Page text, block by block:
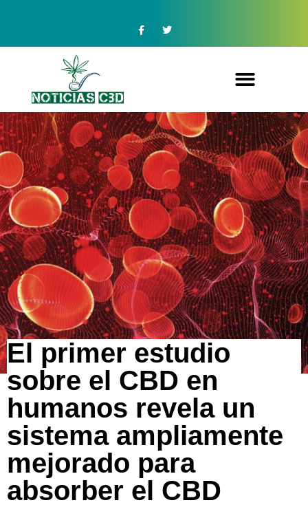
El primer estudio
sobre el CBD en
humanos revela un
sistema ampliamente
mejorado para
absorber el CBD